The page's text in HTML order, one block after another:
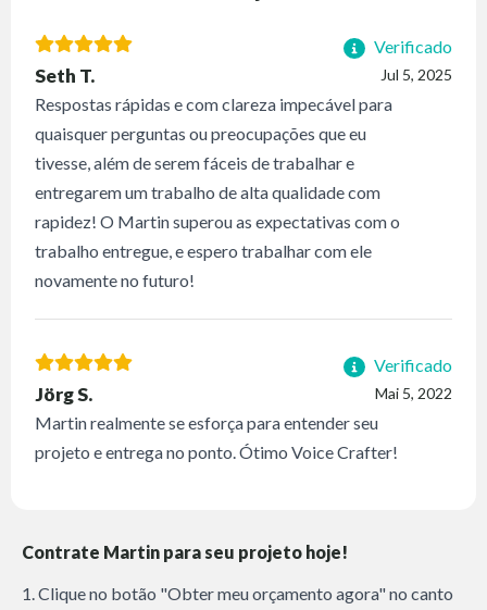
Verificado
Jul 5, 2025
Seth T.
Respostas rápidas e com clareza impecável para
quaisquer perguntas ou preocupações que eu
tivesse, além de serem fáceis de trabalhar e
entregarem um trabalho de alta qualidade com
rapidez! O Martin superou as expectativas com o
trabalho entregue, e espero trabalhar com ele
novamente no futuro!
Verificado
Mai 5, 2022
Jörg S.
Martin realmente se esforça para entender seu
projeto e entrega no ponto. Ótimo Voice Crafter!
Contrate Martin para seu projeto hoje!
1. Clique no botão "Obter meu orçamento agora" no canto